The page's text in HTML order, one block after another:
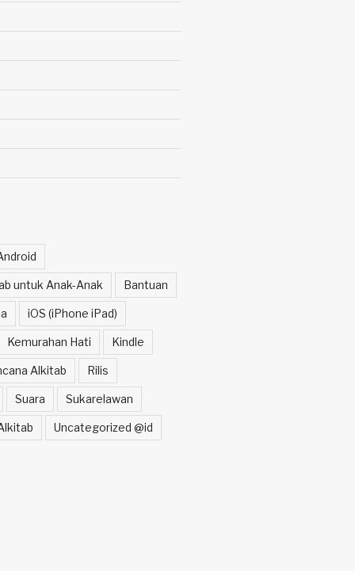
untuk Anak-Anak Bantuan
iOS (iPhone iPad)
Kemurahan Hati Kindle
Alkitab Rilis
Suara Sukarelawan
Uncategorized @id